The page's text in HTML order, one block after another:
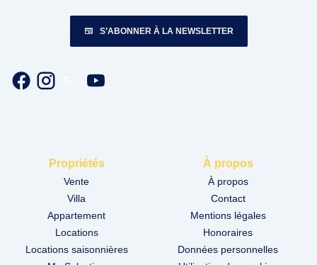
S’ABONNER À LA NEWSLETTER
Propriétés
Vente
Villa
Appartement
Locations
Locations saisonnières
À propos
À propos
Contact
Mentions légales
Honoraires
Données personnelles